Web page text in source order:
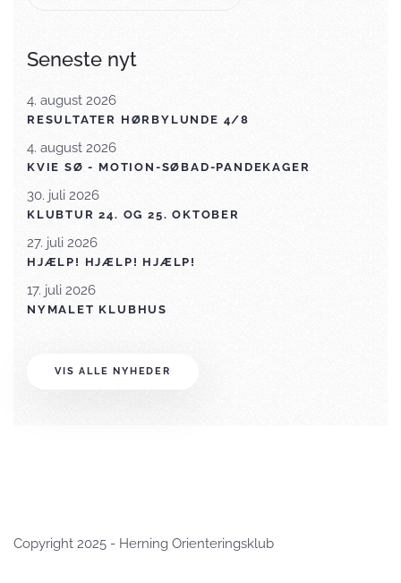
Seneste nyt
4. august 2026
RESULTATER HØRBYLUNDE 4/8
4. august 2026
KVIE SØ - MOTION-SØBAD-PANDEKAGER
30. juli 2026
KLUBTUR 24. OG 25. OKTOBER
27. juli 2026
HJÆLP! HJÆLP! HJÆLP!
17. juli 2026
NYMALET KLUBHUS
VIS ALLE NYHEDER
Copyright 2025 - Herning Orienteringsklub